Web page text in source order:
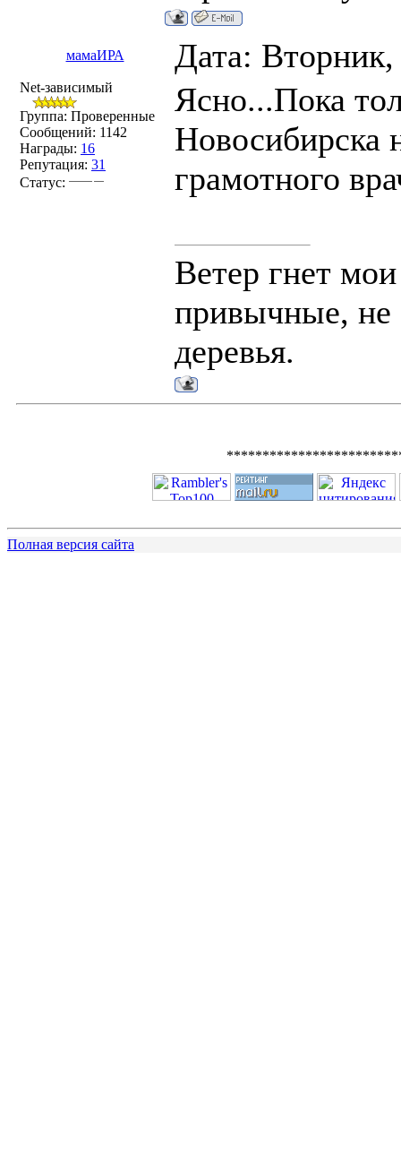
мамаИРА Дата:
Net-зависимый
Группа: Проверенные
Сообщений: 1142
Награды: 16
Репутация: 31
Статус:
Ясно...Пока
Новосибирска
грамотного
Ветер гнет
привычные, не
деревья.
Полная версия сайта